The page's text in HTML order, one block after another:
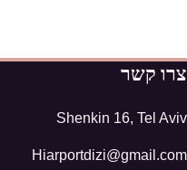
צרו קשר
Shenkin 16, Tel Aviv
Hiarportdizi@gmail.com